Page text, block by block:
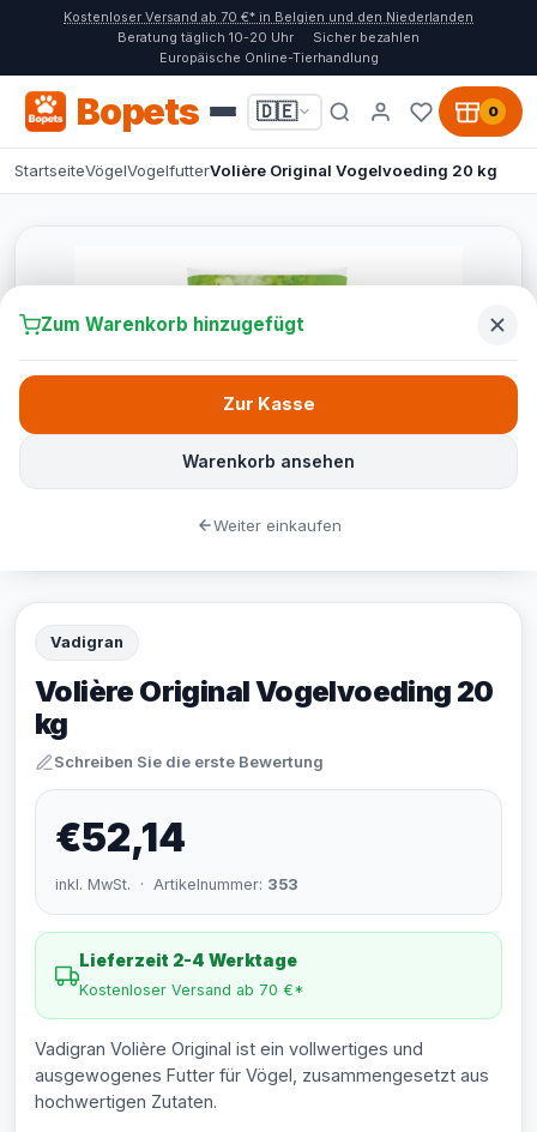
Kostenloser Versand ab 70 €* in Belgien und den Niederlanden
Beratung täglich 10-20 Uhr
Sicher bezahlen
Europäische Online-Tierhandlung
Bopets 🇩🇪 0
StartseiteVögelVogelfutterVolière Original Vogelvoeding 20 kg
Vadigran
Volière Original Vogelvoeding 20
kg
Schreiben Sie die erste Bewertung
€52,14
inkl. MwSt. · Artikelnummer: 353
Lieferzeit 2-4 Werktage
Kostenloser Versand ab 70 €*
Vadigran Volière Original ist ein vollwertiges und
ausgewogenes Futter für Vögel, zusammengesetzt aus
hochwertigen Zutaten.
Zum Warenkorb hinzugefügt
Warenkorb ansehen
Zur Kasse
Weiter einkaufen